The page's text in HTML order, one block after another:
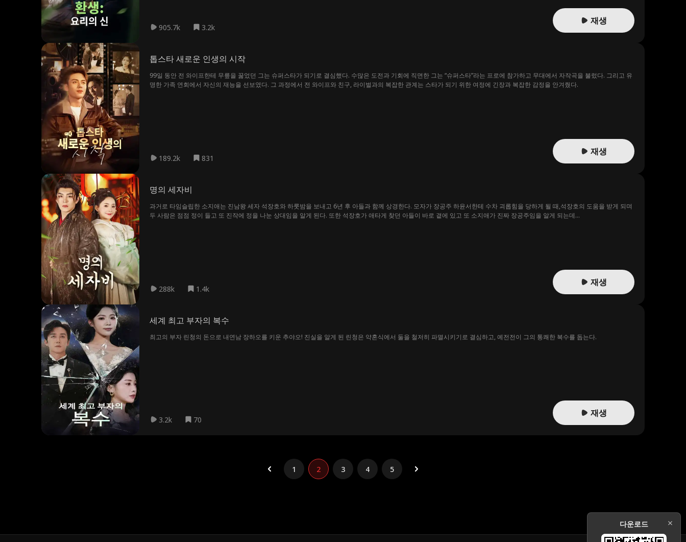
905.7k 3.2k
재생
톱스타 새로운 인생의 시작
99일 동안 전 와이프한테 무릎을 꿇었던 그는 슈퍼스타가 되기로 결심했다. 수많은 도전과 기회에 직면한 그는 “슈퍼스타”라는 프로에 참가하고 무대에서 자작곡을 불렀다. 그리고 유
명한 가족 연회에서 자신의 재능을 선보였다. 그 과정에서 전 와이프와 친구, 라이벌과의 복잡한 관계는 스타가 되기 위한 여정에 긴장과 복잡한 감정을 안겨줬다.
189.2k 831
재생
명의 세자비
과거로 타임슬립한 소지애는 진남왕 세자 석장호와 하룻밤을 보내고 6년 후 아들과 함께 상경한다. 모자가 장공주 하윤서한테 수차 괴롭힘을 당하게 될 때,석장호의 도움을 받게 되며
두 사람은 점점 정이 들고 또 진작에 정을 나눈 상대임을 알게 된다. 또한 석장호가 애타게 찾던 아들이 바로 곁에 있고 또 소지애가 진짜 장공주임을 알게 되는데...
288k 1.4k
재생
세계 최고 부자의 복수
최고의 부자 린청의 돈으로 내연남 장하오를 키운 추야오! 진실을 알게 된 린청은 약혼식에서 둘을 철저히 파멸시키기로 결심하고, 예전전이 그의 통쾌한 복수를 돕는다.
3.2k 70
재생
1 2 3 4 5
다운로드